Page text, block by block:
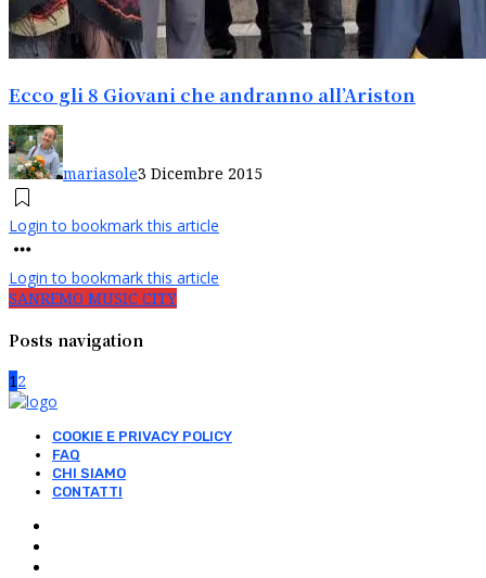
Ecco gli 8 Giovani che andranno all’Ariston
mariasole3 Dicembre 2015
Login to bookmark this article
Login to bookmark this article
SANREMO MUSIC CITY
Posts navigation
12
COOKIE E PRIVACY POLICY
FAQ
CHI SIAMO
CONTATTI